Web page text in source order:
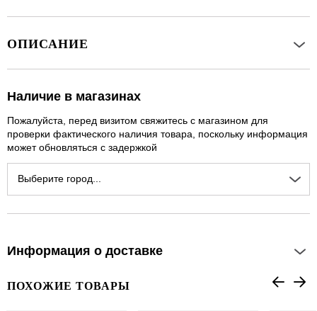
ОПИСАНИЕ
Наличие в магазинах
Пожалуйста, перед визитом свяжитесь с магазином для
проверки фактического наличия товара, поскольку информация
может обновляться с задержкой
Выберите город...
Информация о доставке
ПОХОЖИЕ ТОВАРЫ